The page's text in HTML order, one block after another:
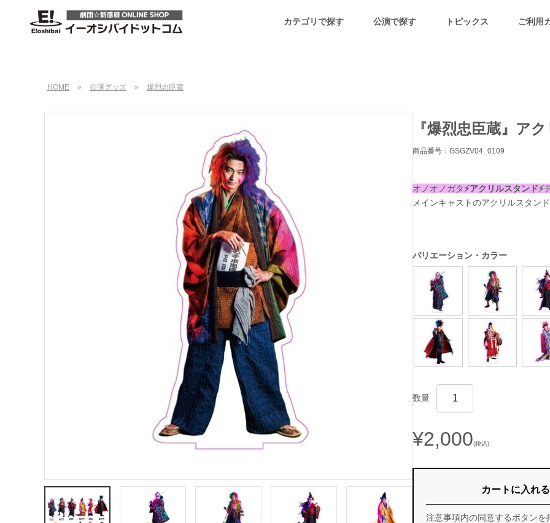
カテゴリで探す 公演で探す トピックス ご利用
HOME » 公演グッズ » 爆烈忠臣蔵
『爆烈忠臣蔵』ア
商品番号：GSGZV04_0109
オノオノガタ⚡️アクリルスタンド⚡️
メインキャストのアクリルスタン
バリエーション・カラー
数量
¥2,000(税込)
カートに入れ
注意事項内の同意するボタン